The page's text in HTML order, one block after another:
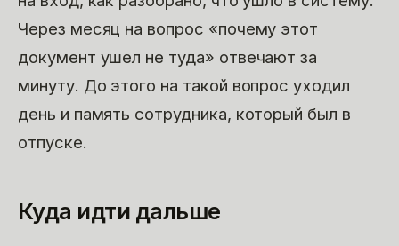
Через месяц на вопрос «почему этот
документ ушел не туда» отвечают за
минуту. До этого на такой вопрос уходил
день и память сотрудника, который был в
отпуске.
Куда идти дальше